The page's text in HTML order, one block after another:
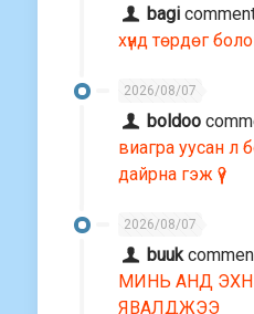
bagi
хүнд төрдөг
2026/08/07
boldoo
виагра уусан л
дайрна гэж үү?
2026/08/07
buuk
МИНЬ АНД
ЯВАЛДЖЭЭ